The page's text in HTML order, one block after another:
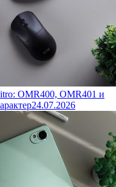
OMR400, OMR401 и
24.07.2026